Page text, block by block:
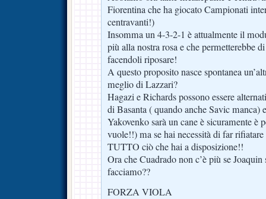
Fiorentina che ha giocato Campionati
centravanti!)
Insomma un 4-3-2-1 è attualmente il
più alla nostra rosa e che permetterebbe
facendoli riposare!
A questo proposito nasce spontanea
meglio di Lazzari?
Hagazi e Richards possono essere
di Basanta ( quando anche Savic manca)
Yakovenko sarà un cane è sicuramente è
vuole!!) ma se hai necessità di far
TUTTO ciò che hai a disposizione!!
Ora che Cuadrado non c’è più se
facciamo??
FORZA VIOLA